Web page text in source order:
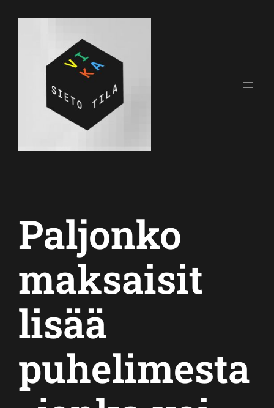
Paljonko
maksaisit
lisää
puhelimesta